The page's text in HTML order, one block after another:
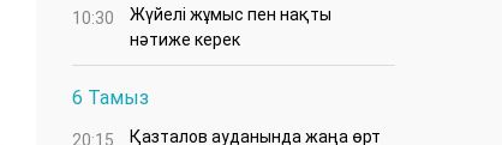
10:30
Жүйелі жұмыс пен нақты
нәтиже керек
6 Тамыз
20:15
Қазталов ауданында жаңа өрт